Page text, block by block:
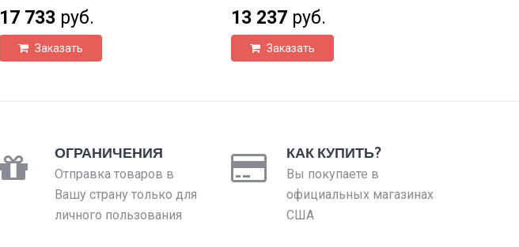
17 733 руб.
Заказать
13 237руб.
Заказать
ОГРАНИЧЕНИЯ
Отправка товаров в
Вашу страну только для
личного пользования
КАК КУПИТЬ?
Вы покупаете в
официальных магазинах
США